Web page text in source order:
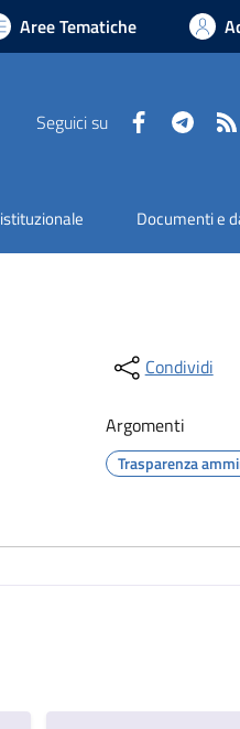
Aree Tematiche
Seguici su Facebook
Documenti e
Condividi
Argomenti
Trasparenza